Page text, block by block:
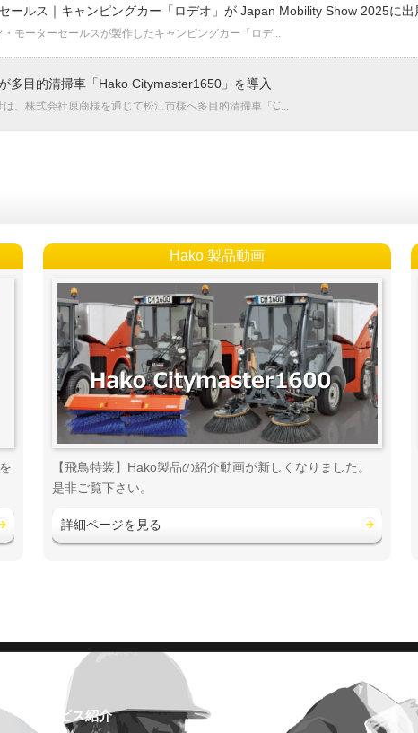
ールス｜キャンピングカー「ロデオ」が Japan Mobility Show 2025に出
モーターセールスが製作したキャンピングカー「ロデ...
多目的清掃車「Hako Citymaster1650」を導入
、株式会社原商様を通じて松江市様へ多目的清掃車「C...
Hako 製品動画
【飛鳥特装】Hako製品の紹介動画が新しくなりました。
是非ご覧下さい。
詳細ページを見る
サービス紹介